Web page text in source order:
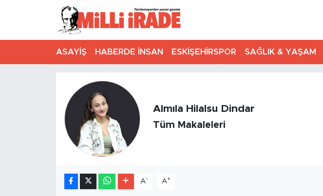
ASAYİŞ HABERDE İNSAN ESKİŞEHİRSPOR SAĞLIK & YAŞAM
Almıla Hilalsu Dindar
Tüm Makaleleri
A- A+